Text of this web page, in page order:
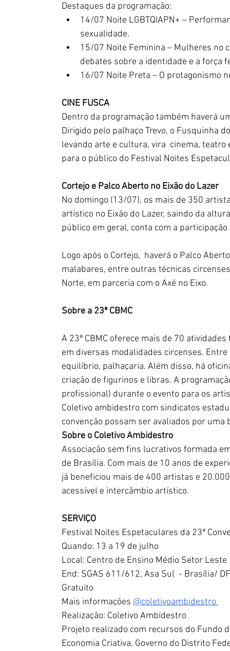
Destaques da programação:
14/07 Noite LGBTQIAPN+ –
sexualidade.
15/07 Noite Feminina – Mulheres no
debates sobre a identidade e a força
16/07 Noite Preta – O protagonismo
CINE FUSCA
Dentro da programação também haverá
Dirigido pelo palhaço Trevo, o Fusquinha
levando arte e cultura, vira  cinema,
para o público do Festival Noites
Cortejo e Palco Aberto no Eixão do Lazer
No domingo (13/07), os mais de 350
artístico no Eixão do Lazer, saindo da
público em geral, conta com a
Logo após o Cortejo,  haverá o Palco
malabares, entre outras técnicas
Norte, em parceria com o Axé no Eixo.
Sobre a 23ª CBMC
A 23ª CBMC oferece mais de 70
em diversas modalidades circenses.
equilíbrio, palhaçaria. Além disso, há
criação de figurinos e libras. A
profissional) durante o evento para os
Coletivo ambidestro com sindicatos
convenção possam ser avaliados por
Sobre o Coletivo Ambidestro
Associação sem fins lucrativos formada
de Brasília. Com mais de 10 anos de
já beneficiou mais de 400 artistas e
acessível e intercâmbio artístico.
SERVIÇO
Festival Noites Espetaculares da 23ª
Quando: 13 a 19 de julho
Local: Centro de Ensino Médio Setor Leste
End: SGAS 611/612, Asa Sul  - Brasília/
Gratuito
Mais informações @coletivoambidestro
Realização: Coletivo Ambidestro
Projeto realizado com recursos do Fundo
Economia Criativa, Governo do Distrito